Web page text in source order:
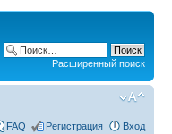
Расширенный поиск
FAQ Регистрация Вход